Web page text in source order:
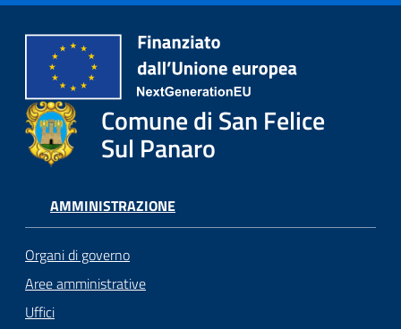
Comune di San Felice
Sul Panaro
AMMINISTRAZIONE
Organi di governo
Aree amministrative
Uffici